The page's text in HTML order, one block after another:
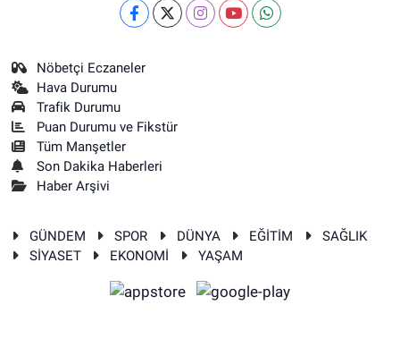
Nöbetçi Eczaneler
Hava Durumu
Trafik Durumu
Puan Durumu ve Fikstür
Tüm Manşetler
Son Dakika Haberleri
Haber Arşivi
GÜNDEM SPOR DÜNYA EĞİTİM
SAĞLIK
SİYASET
EKONOMİ YAŞAM